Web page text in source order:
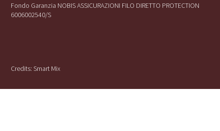
Fondo Garanzia NOBIS ASSICURAZIONI FILO DIRETTO PROTECTION
6006002540/S
Credits:Smart Mix